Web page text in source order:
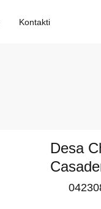
Kontakti
Desa